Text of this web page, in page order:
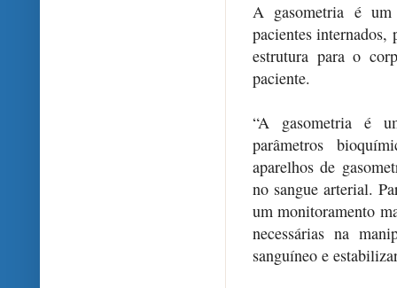
A gasometria é um
pacientes internados,
estrutura para o
paciente.
“A gasometria é
parâmetros
aparelhos de
no sangue arterial.
um monitoramento
necessárias na
sanguíneo e